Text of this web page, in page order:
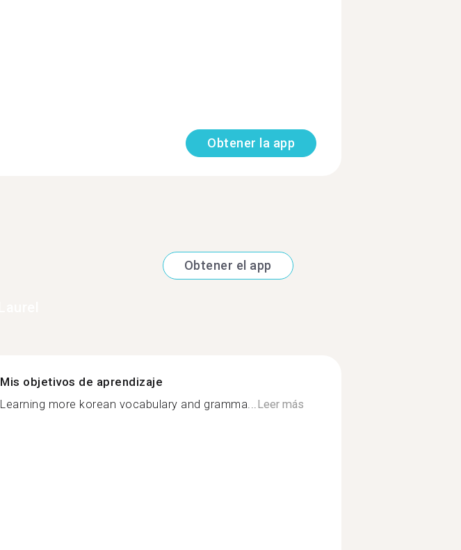
Obtener la app
Obtener el app
Mis objetivos de aprendizaje
Learning more korean vocabulary and gramma... Leer más